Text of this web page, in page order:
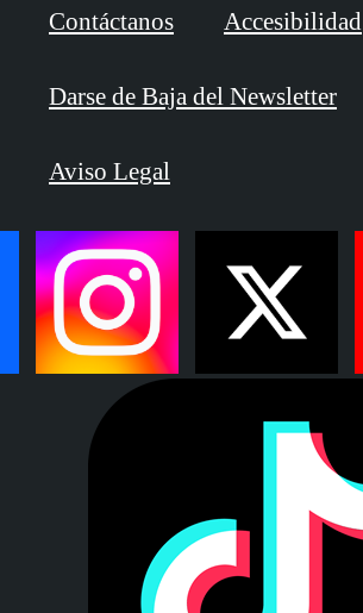
Contáctanos Accesibilidad
Darse de Baja del Newsletter
Aviso Legal